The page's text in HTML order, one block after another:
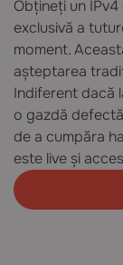
Obțineți un
exclusivă a
moment.
așteptarea
Indiferent dacă
o gazdă
de a cumpăra
este live și